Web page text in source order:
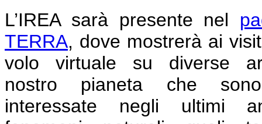
L’IREA sarà presente nel
TERRA, dove mostrerà ai
volo virtuale su diverse
nostro pianeta che
interessate negli ultimi